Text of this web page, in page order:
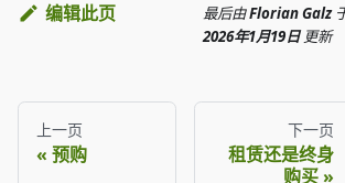
编辑此页 最后由Florian Galz
2026年1月19日 更新
上一页
预购
下一页
租赁还是终身
购买